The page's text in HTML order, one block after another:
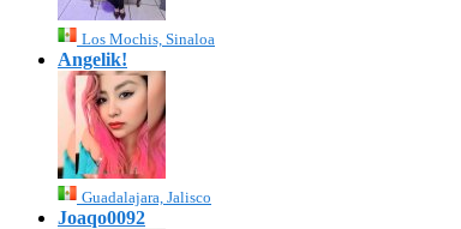
Los Mochis, Sinaloa
Angelik!
Guadalajara, Jalisco
Joaqo0092